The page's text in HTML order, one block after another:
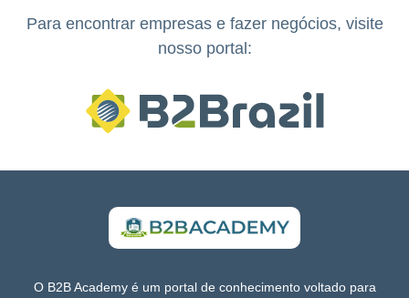
Para encontrar empresas e fazer negócios, visite
nosso portal:
O B2B Academy é um portal de conhecimento voltado para